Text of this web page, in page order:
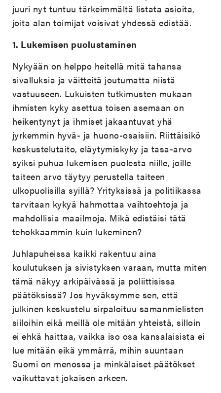
juuri nyt tuntuu tärkeimmältä listata asioita,
joita alan toimijat voisivat yhdessä edistää.
1. Lukemisen puolustaminen
Nykyään on helppo heitellä mitä tahansa
sivalluksia ja väitteitä joutumatta niistä
vastuuseen. Lukuisten tutkimusten mukaan
ihmisten kyky asettua toisen asemaan on
heikentynyt ja ihmiset jakaantuvat yhä
jyrkemmin hyvä- ja huono-osaisiin. Riittäisikö
keskustelutaito, eläytymiskyky ja tasa-arvo
syiksi puhua lukemisen puolesta niille, joille
taiteen arvo täytyy perustella taiteen
ulkopuolisilla syillä? Yrityksissä ja politiikassa
tarvitaan kykyä hahmottaa vaihtoehtoja ja
mahdollisia maailmoja. Mikä edistäisi tätä
tehokkaammin kuin lukeminen?
Juhlapuheissa kaikki rakentuu aina
koulutuksen ja sivistyksen varaan, mutta miten
tämä näkyy arkipäivässä ja poliittisissa
päätöksissä? Jos hyväksymme sen, että
julkinen keskustelu sirpaloituu samanmielisten
siiloihin eikä meillä ole mitään yhteistä, silloin
ei ehkä haittaa, vaikka iso osa kansalaisista ei
lue mitään eikä ymmärrä, mihin suuntaan
Suomi on menossa ja minkälaiset päätökset
vaikuttavat jokaisen arkeen.